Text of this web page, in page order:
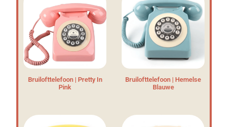
Bruilofttelefoon | Pretty In
Pink
Bruilofttelefoon | Hemelse
Blauwe